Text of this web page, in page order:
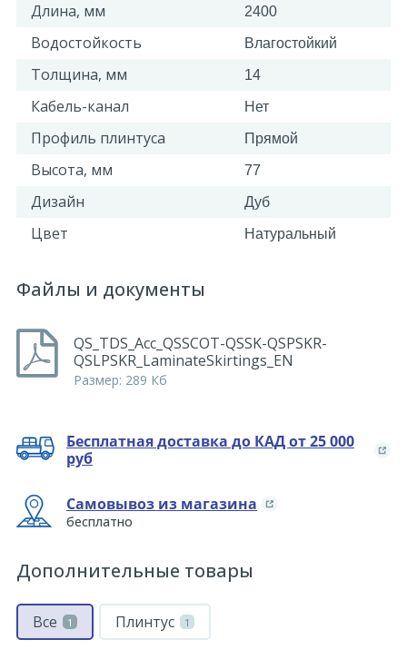
Длина, мм 2400
Водостойкость Влагостойкий
Толщина, мм 14
Кабель-канал Нет
Профиль плинтуса Прямой
Высота, мм 77
Дизайн Дуб
Цвет Натуральный
Файлы и документы
QS_TDS_Acc_QSSCOT-QSSK-QSPSKR-
QSLPSKR_LaminateSkirtings_EN
Размер: 289 Кб
Бесплатная доставка до КАД от 25 000
руб
Самовывоз из магазина
бесплатно
Дополнительные товары
Все 1 Плинтус 1